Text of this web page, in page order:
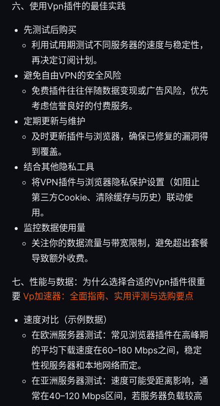
六、使用Vpn插件的最佳实践
先测试后购买
利用试用期测试不同服务器的速度与稳定性，
再决定订阅计划。
避免自由VPN的安全风险
免费插件往往伴随数据变现或广告风险，优先
考虑信誉良好的付费服务。
定期更新与维护
及时更新插件与浏览器，确保已修复的漏洞得
到覆盖。
结合其他隐私工具
将VPN插件与浏览器隐私保护设置（如阻止
第三方Cookie、清除缓存与历史）联动使
用。
监控数据使用量
关注你的数据流量与带宽限制，避免超出套餐
导致额外收费。
七、性能与数据：为什么选择合适的Vpn插件很重
要 Vp加速器：全面指南、实用评测与选购要点
速度对比（示例数据）
在欧洲服务器测试：常见浏览器插件在高峰期
的平均下载速度在60–180 Mbps之间，稳定
性视服务器和本地网络而定。
在亚洲服务器测试：速度可能受距离影响，通
常在40–120 Mbps区间，若服务器负载较高